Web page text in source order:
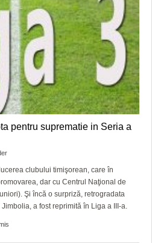
pentru suprematie in Seria a
clubului timişorean, care în
dar cu Centrul Naţional de
Şi încă o surpriză, retrogradata
a fost reprimită în Liga a III-a.